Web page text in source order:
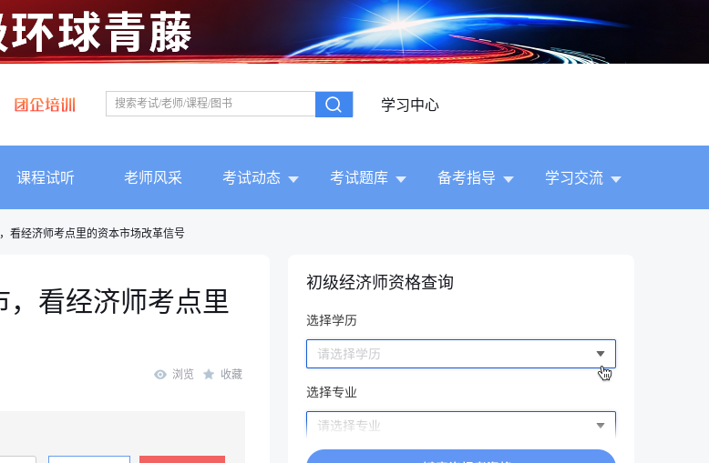
学习中心
课程试听 老师风采 考试动态 考试题库 备考指导 学习交流
看经济师考点里的资本市场改革信号
，看经济师考点里
浏览 收藏
初级经济师资格查询